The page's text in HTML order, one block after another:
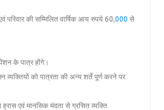
की सम्मिलित वार्षिक आय रुपये 60,000 से
के पात्र होंगे।
को पात्रता की अन्‍य शर्ते पूर्ण करने पर
एवं मानसिक मंदता से ग्रसित व्‍यक्ति